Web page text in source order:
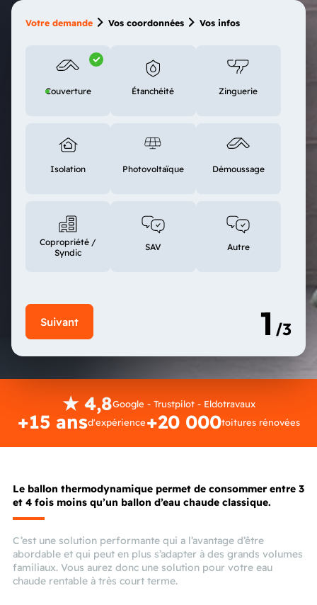
Votre demande Vos coordonnées Vos infos
Couverture Étanchéité Zinguerie
Isolation Photovoltaïque Démoussage
Copropriété /
Syndic
SAV Autre
★ 4,8Google - Trustpilot - Eldotravaux
+15 ansd'expérience+20 000toitures rénovées
Le ballon thermodynamique permet de consommer entre 3
et 4 fois moins qu’un ballon d’eau chaude classique.
C’est une solution performante qui a l’avantage d’être
abordable et qui peut en plus s’adapter à des grands volumes
familiaux. Vous aurez donc une solution pour votre eau
chaude rentable à très court terme.